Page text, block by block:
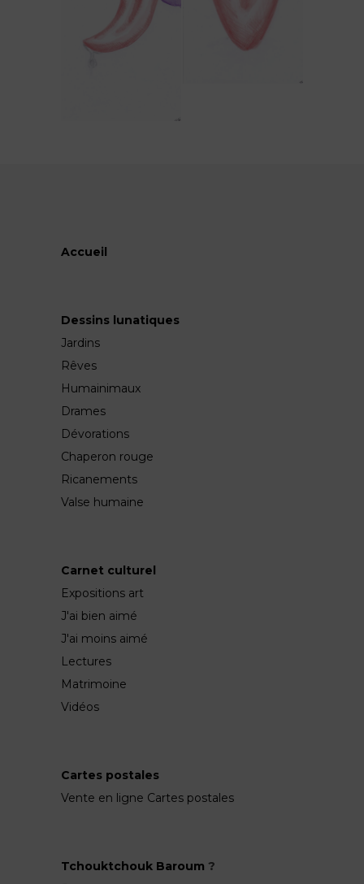
Accueil
Dessins lunatiques
Jardins
Rêves
Humainimaux
Drames
Dévorations
Chaperon rouge
Ricanements
Valse humaine
Carnet culturel
Expositions art
J'ai bien aimé
J'ai moins aimé
Lectures
Matrimoine
Vidéos
Cartes postales
Vente en ligne Cartes postales
Tchouktchouk Baroum ?